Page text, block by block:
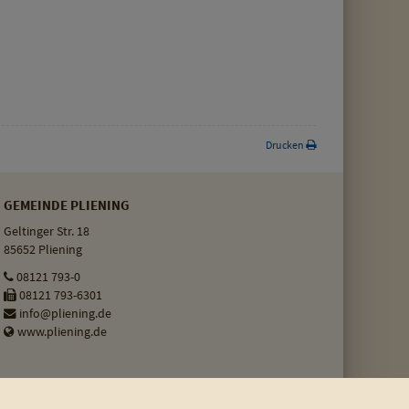
Drucken
GEMEINDE PLIENING
Geltinger Str. 18
85652 Pliening
08121 793-0
08121 793-6301
info@pliening.de
www.pliening.de